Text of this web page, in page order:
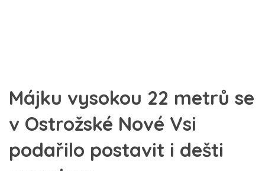
Májku vysokou 22 metrů se
v Ostrožské Nové Vsi
podařilo postavit i dešti